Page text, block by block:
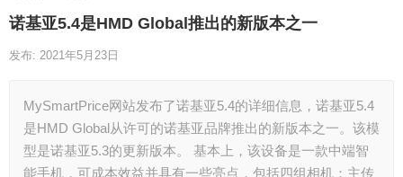
诺基亚5.4是HMD Global推出的新版本之一
发布: 2021年5月23日
MySmartPrice网站发布了诺基亚5.4的详细信息，诺基亚5.4
是HMD Global从许可的诺基亚品牌推出的新版本之一。该模
型是诺基亚5.3的更新版本。 基本上，该设备是一款中端智
能手机，可成本效益并具有一些亮点，包括四组相机：主传